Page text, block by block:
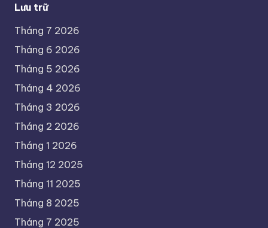
Lưu trữ
Tháng 7 2026
Tháng 6 2026
Tháng 5 2026
Tháng 4 2026
Tháng 3 2026
Tháng 2 2026
Tháng 1 2026
Tháng 12 2025
Tháng 11 2025
Tháng 8 2025
Tháng 7 2025